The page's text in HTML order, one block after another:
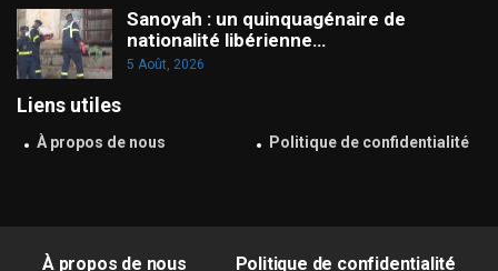
Sanoyah : un quinquagénaire de
nationalité libérienne…
5 Août, 2026
Liens utiles
À propos de nous Politique de confidentialité
À propos de nous Politique de confidentialité